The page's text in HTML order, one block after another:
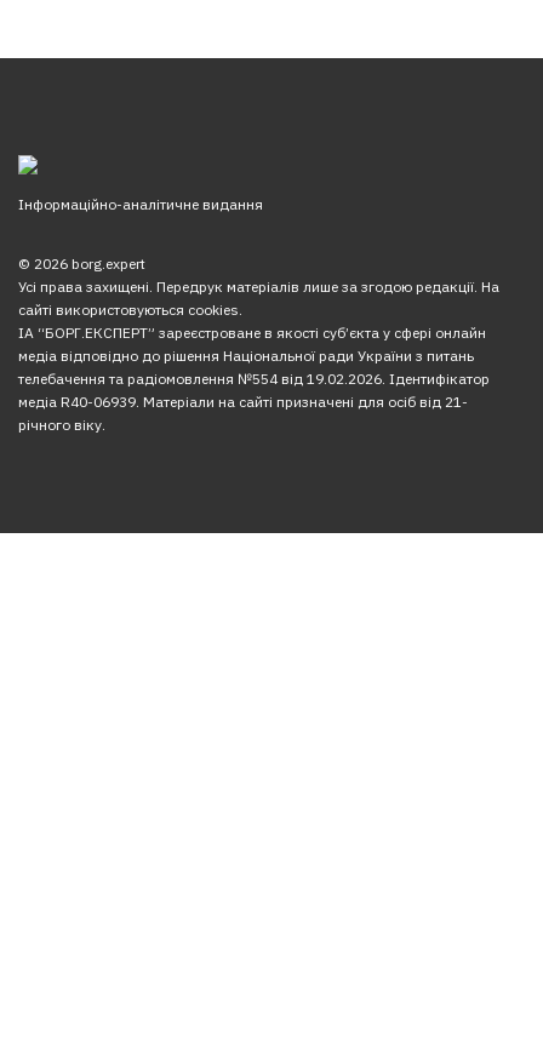
Інформаційно-аналітичне видання
© 2026 borg.expert
Усі права захищені. Передрук матеріалів лише за згодою редакції. На
сайті використовуються cookies.
ІА “БОРГ.ЕКСПЕРТ” зареєстроване в якості суб’єкта у сфері онлайн
медіа відповідно до рішення Національної ради України з питань
телебачення та радіомовлення №554 від 19.02.2026. Ідентифікатор
медіа R40-06939. Матеріали на сайті призначені для осіб від 21-
річного віку.